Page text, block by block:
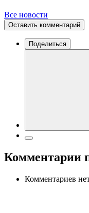
Все новости
Оставить комментарий
Поделиться
Комментарии
Комментариев